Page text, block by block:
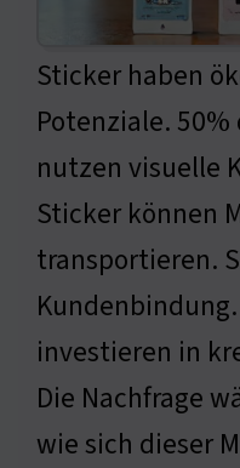
Sticker haben
Potenziale.
nutzen visuelle
Sticker können
transportieren.
investieren in
Die Nachfrage
wie sich dieser